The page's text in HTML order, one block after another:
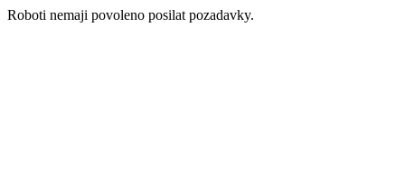
Roboti nemaji povoleno posilat pozadavky.